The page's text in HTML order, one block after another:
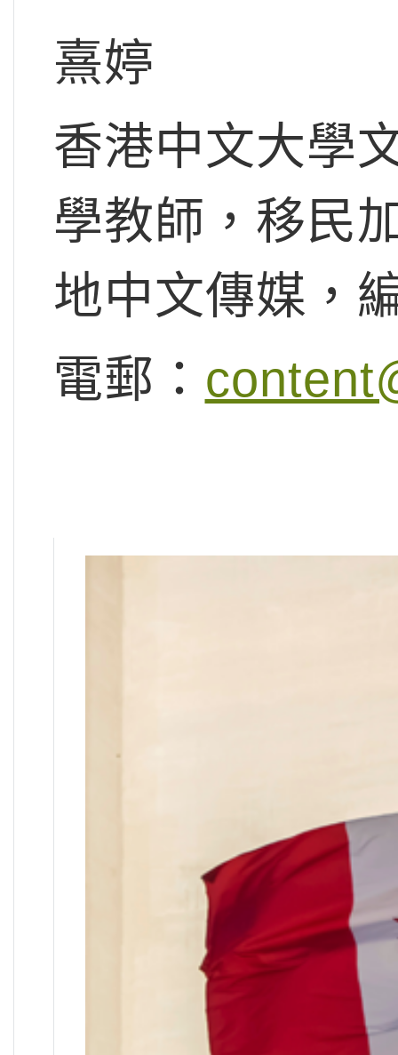
熹婷
香港中文大學
學教師，移民
地中文傳媒，
電郵：